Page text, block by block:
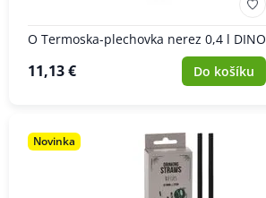
O Termoska-plechovka nerez 0,4 l DINO
11,13 € Do košíku
Novinka